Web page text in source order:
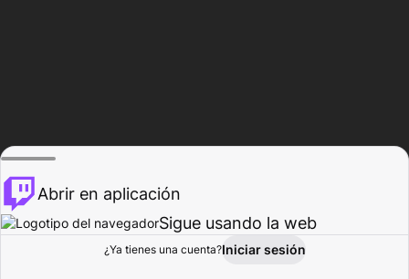
Explorar Actividad
Abrir en aplicación
Sigue usando la web
¿Ya tienes una cuenta?Iniciar sesión